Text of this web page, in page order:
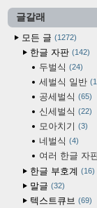
글갈래
모든 글
1272
한글 자판 142
두벌식 24
세벌식 일반
공세벌식 65
신세벌식 22
모아치기 3
네벌식 4
여러 한글 자
한글 부호계 16
말글 32
텍스트큐브 69